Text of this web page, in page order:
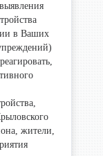
в Ваших
жители,